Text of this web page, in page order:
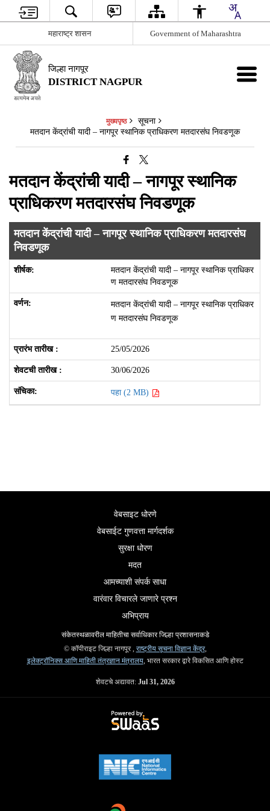
महाराष्ट्र शासन Government of Maharashtra
जिल्हा नागपूर
DISTRICT NAGPUR
मुख्यपृष्ठ
सूचना
मतदान केंद्रांची यादी – नागपूर स्थानिक प्राधिकरण मतदारसंघ निवडणूक
मतदान केंद्रांची यादी – नागपूर स्थानिक
प्राधिकरण मतदारसंघ निवडणूक
मतदान केंद्रांची यादी – नागपूर स्थानिक प्राधिकरण मतदारसंघ
निवडणूक
मतदान केंद्रांची यादी – नागपूर स्थानिक प्राधिकर
ण मतदारसंघ निवडणूक
मतदान केंद्रांची यादी – नागपूर स्थानिक प्राधिकर
ण मतदारसंघ निवडणूक
25/05/2026
30/06/2026
पहा (2 MB)
वेबसाइट धोरणे
वेबसाईट गुणवत्ता मार्गदर्शक
सुरक्षा धोरण
मदत
आमच्याशी संपर्क साधा
वारंवार विचारले जाणारे प्रश्न
अभिप्राय
संकेतस्थळावरील माहितीचा सर्वाधिकार जिल्हा प्रशासनाकडे
© कॉपीराइट जिल्हा नागपूर , राष्ट्रीय सूचना विज्ञान केंद्र,
इलेक्ट्रॉनिक्स आणि माहिती तंत्रज्ञान मंत्रालय, भारत सरकार द्वारे विकसित आणि होस्ट
शेवटचे अद्यावत: Jul 31, 2026